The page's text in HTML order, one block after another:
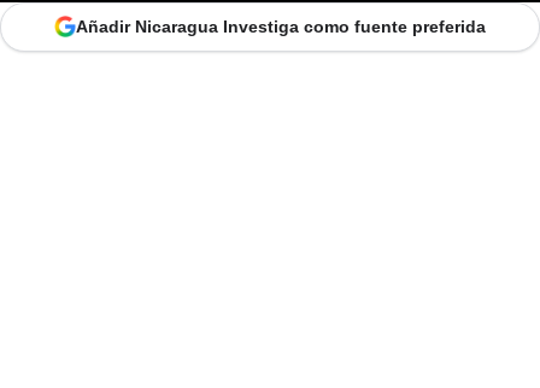
Añadir Nicaragua Investiga como fuente preferida